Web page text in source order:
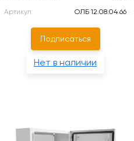
Артикул
ОЛБ 12.08.04 66
Подписаться
Нет в наличии